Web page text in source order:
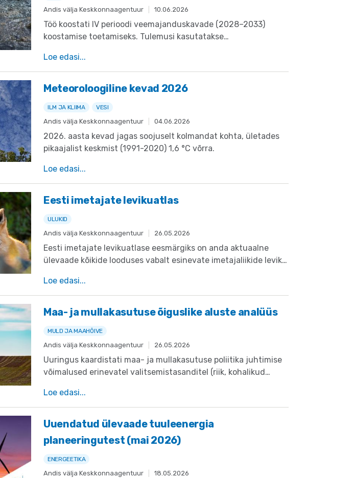
Andis välja Keskkonnaagentuur 10.06.2026
Töö koostati IV perioodi veemajanduskavade (2028–2033)
koostamise toetamiseks. Tulemusi kasutatakse
meetmete ja tegevuste prioriseerimisel.
Loe edasi
Meteoroloogiline kevad 2026
ILM JA KLIIMA VESI
Andis välja Keskkonnaagentuur 04.06.2026
2026. aasta kevad jagas soojuselt kolmandat kohta, ületades
pikaajalist keskmist (1991-2020) 1,6 °C võrra.
Loe edasi
Eesti imetajate levikuatlas
ULUKID
Andis välja Keskkonnaagentuur 26.05.2026
Eesti imetajate levikuatlase eesmärgiks on anda aktuaalne
ülevaade kõikide looduses vabalt esinevate imetajaliikide leviku
Loe edasi
Maa- ja mullakasutuse õiguslike aluste analüüs
MULD JA MAAHÕIVE
Andis välja Keskkonnaagentuur 26.05.2026
Uuringus kaardistati maa- ja mullakasutuse poliitika juhtimise
võimalused erinevatel valitsemistasanditel (riik, kohalikud
Eesti õigusraamistikust.
Loe edasi
Uuendatud ülevaade tuuleenergia
planeeringutest (mai 2026)
ENERGEETIKA
Andis välja Keskkonnaagentuur 18.05.2026